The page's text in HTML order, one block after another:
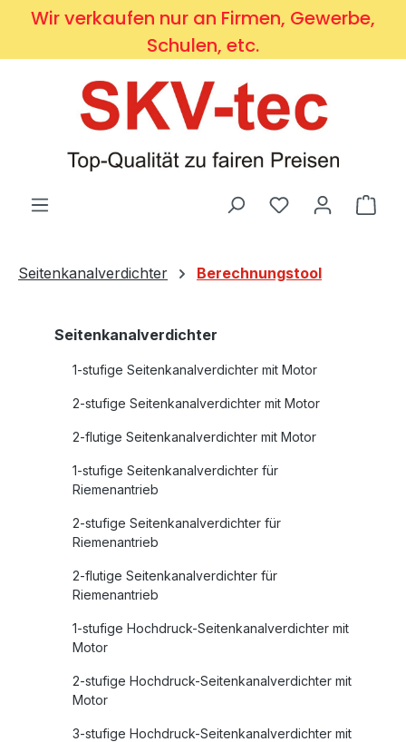
Zum Hauptinhalt springen
Wir verkaufen nur an Firmen, Gewerbe,
Schulen, etc.
Du hast 0
Seitenkanalverdichter Berechnungstool
Seitenkanalverdichter
1-stufige Seitenkanalverdichter mit Motor
2-stufige Seitenkanalverdichter mit Motor
2-flutige Seitenkanalverdichter mit Motor
1-stufige Seitenkanalverdichter für
Riemenantrieb
2-stufige Seitenkanalverdichter für
Riemenantrieb
2-flutige Seitenkanalverdichter für
Riemenantrieb
1-stufige Hochdruck-Seitenkanalverdichter mit
Motor
2-stufige Hochdruck-Seitenkanalverdichter mit
Motor
3-stufige Hochdruck-Seitenkanalverdichter mit